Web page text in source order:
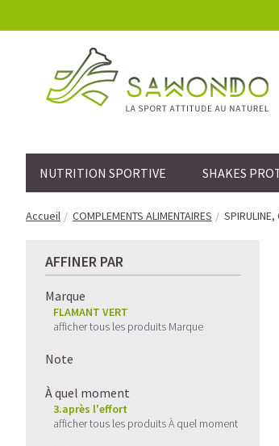
NUTRITION SPORTIVE SHAKES
Accueil COMPLEMENTS ALIMENTAIRES SPIRULINE,
AFFINER PAR
Marque
FLAMANT VERT
afficher tous les produits Marque
Note
À quel moment
3.après l'effort
afficher tous les produits À quel moment